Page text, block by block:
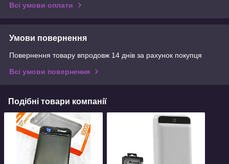
Всі умови оплати
Умови повернення
Повернення товару впродовж 14 днів за рахунок покупця
Всі умови повернення
Подібні товари компанії